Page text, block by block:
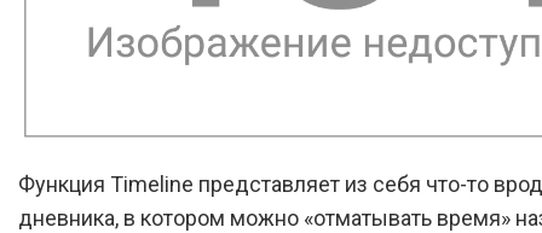
Функция Timeline представляет из себя что-то
дневника, в котором можно «отматывать время»